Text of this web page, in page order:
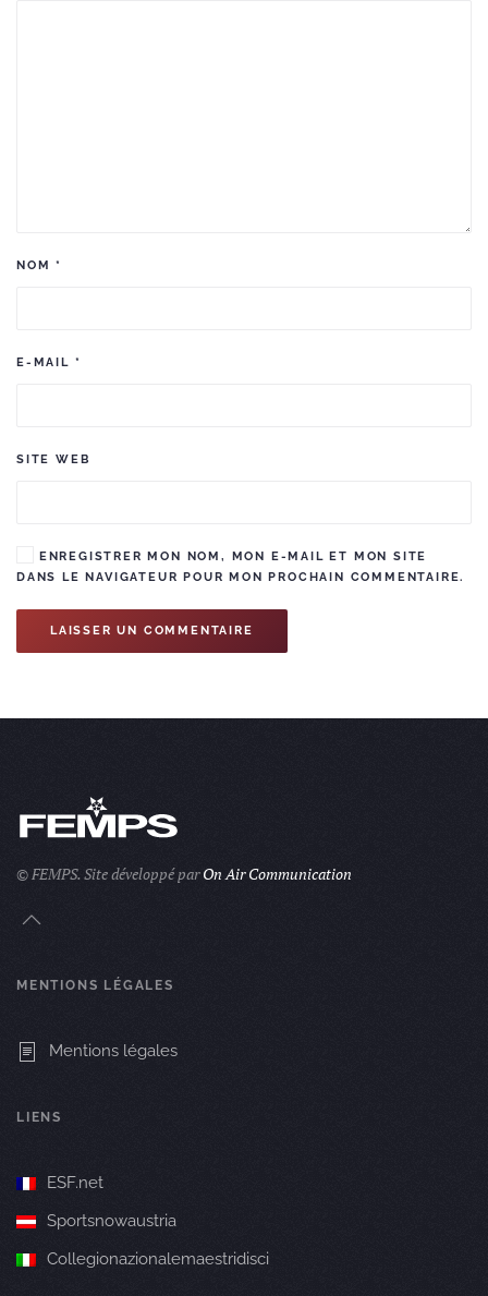
NOM*
E-MAIL *
SITE WEB
ENREGISTRER MON NOM, MON E-MAIL ET MON SITE
DANS LE NAVIGATEUR POUR MON PROCHAIN COMMENTAIRE.
LAISSER UN COMMENTAIRE
© FEMPS.Site développé parOn Air Communication
MENTIONS LÉGALES
Mentions légales
LIENS
ESF.net
Sportsnowaustria
Collegionazionalemaestridisci